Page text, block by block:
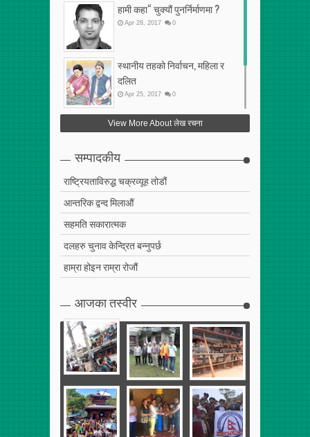
हामी कहा“ चुक्यौं पुनर्निर्माणमा ?
Apr 28 2017 0
स्थानीय तहको निर्वाचन, महिला र
दलित
Apr 25 2017 0
फेरि अर्को गलत सहमति
View More About लेख रचना
सम्पादकीय
राष्ट्रियताविरुद्ध चक्रव्यूह तोडौं
आन्तरिक द्वन्द मिलाऔं
सहमति सकारात्मक
दलहरु चुनाव केन्द्रित बन्नुपर्छ
हाम्रा होइन राम्रा रोजौं
आजका तस्वीर